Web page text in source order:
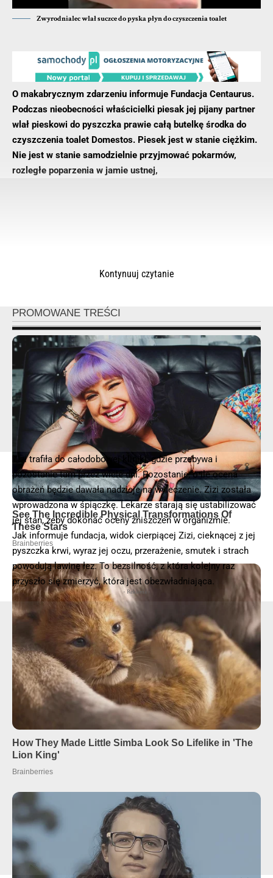
Zwyrodnialec wlał suczce do pyska płyn do czyszczenia toalet
O makabrycznym zdarzeniu informuje Fundacja Centaurus.
Podczas nieobecności właścicielki piesak jej pijany partner
wlał pieskowi do pyszczka prawie całą butelkę środka do
czyszczenia toalet Domestos. Piesek jest w stanie ciężkim.
Nie jest w stanie samodzielnie przyjmować pokarmów,
rozległe poparzenia w jamie ustnej,
Zizi trafiła do całodobowej kliniki, gdzie przebywa i
pozostanie tam przez wiele dni. Pozostanie, o ile ocena
obrażeń będzie dawała nadzieje na wyleczenie. Zizi została
wprowadzona w śpiączkę. Lekarze starają się ustabilizować
jej stan, żeby dokonać oceny zniszczeń w organizmie.
Jak informuje fundacja, widok cierpiącej Zizi, cieknącej z jej
pyszczka krwi, wyraz jej oczu, przerażenie, smutek i strach
powodują lawinę łez. To bezsilność, z która kolejny raz
przyszło się zmierzyć, która jest obezwładniająca.
- Reklama -
Kontynuuj czytanie
© 2025 – Wielkopolska 112, Wszelkie prawa zastrzeżone |hvln.pl